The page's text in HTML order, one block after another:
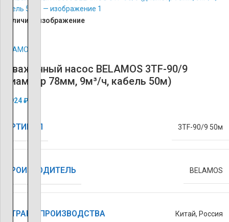
увеличить изображение
Скважинный насос BELAMOS 3TF-90/9
(диаметр 78мм, 9м³/ч, кабель 50м)
33 924₽
АРТИКУЛ 3TF-90/9 50м
ПРОИЗВОДИТЕЛЬ BELAMOS
СТРАНА ПРОИЗВОДСТВА Китай, Россия